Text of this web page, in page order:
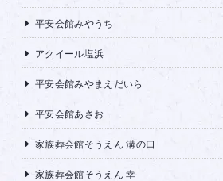
平安会館みやうち
アクイール塩浜
平安会館みやまえだいら
平安会館あさお
家族葬会館そうえん 溝の口
家族葬会館そうえん 幸